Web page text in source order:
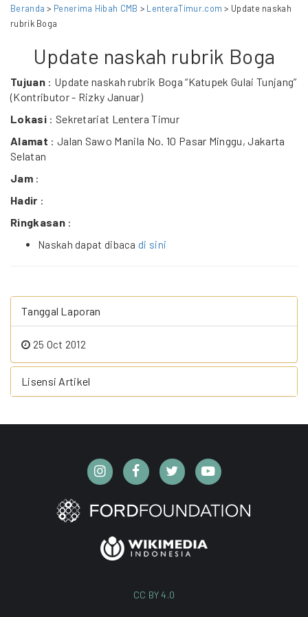
Beranda > Penerima Hibah CMB > LenteraTimur.com> Update naskah
rubrik Boga
Update naskah rubrik Boga
Tujuan: Update naskah rubrik Boga “Katupek Gulai Tunjang”
(Kontributor - Rizky Januar)
Lokasi: Sekretariat Lentera Timur
Alamat : Jalan Sawo Manila No. 10 Pasar Minggu, Jakarta
Selatan
Jam:
Hadir :
Ringkasan:
Naskah dapat dibaca di sini
Tanggal Laporan
25 Oct 2012
Lisensi Artikel
CC BY 4.0